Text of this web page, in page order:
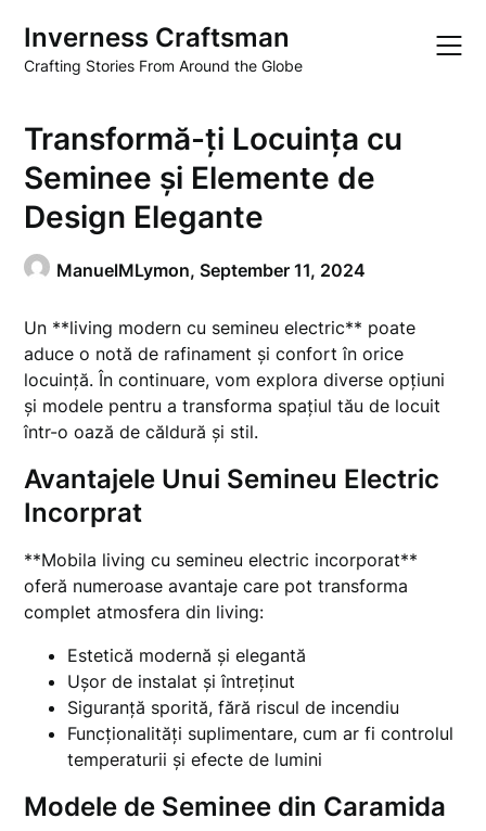
content
Inverness Craftsman
Crafting Stories From Around the Globe
Transformă-ți Locuința cu
Seminee și Elemente de
Design Elegante
ManuelMLymon,September 11, 2024
Un **living modern cu semineu electric** poate
aduce o notă de rafinament și confort în orice
locuință. În continuare, vom explora diverse opțiuni
și modele pentru a transforma spațiul tău de locuit
într-o oază de căldură și stil.
Avantajele Unui Semineu Electric
Incorprat
**Mobila living cu semineu electric incorporat**
oferă numeroase avantaje care pot transforma
complet atmosfera din living:
Estetică modernă și elegantă
Ușor de instalat și întreținut
Siguranță sporită, fără riscul de incendiu
Funcționalități suplimentare, cum ar fi controlul
temperaturii și efecte de lumini
Modele de Seminee din Caramida